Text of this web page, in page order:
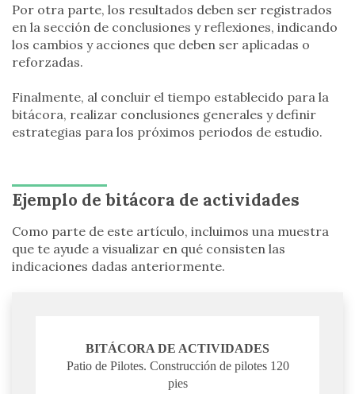
Por otra parte, los resultados deben ser registrados
en la sección de conclusiones y reflexiones, indicando
los cambios y acciones que deben ser aplicadas o
reforzadas.
Finalmente, al concluir el tiempo establecido para la
bitácora, realizar conclusiones generales y definir
estrategias para los próximos periodos de estudio.
Ejemplo de bitácora de actividades
Como parte de este artículo, incluimos una muestra
que te ayude a visualizar en qué consisten las
indicaciones dadas anteriormente.
BITÁCORA DE ACTIVIDADES
Patio de Pilotes. Construcción de pilotes 120
pies